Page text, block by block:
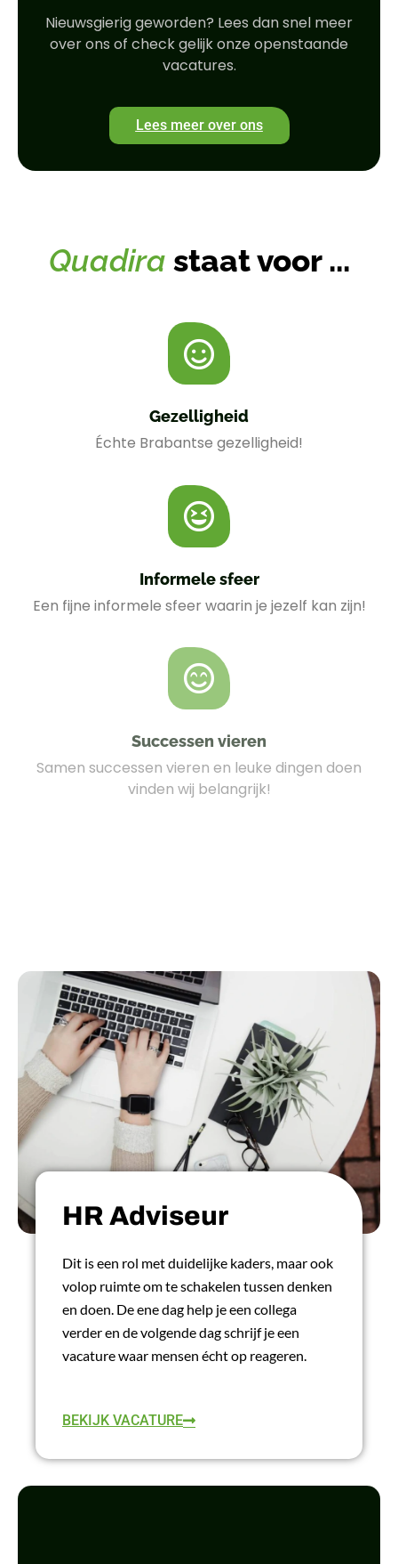
Nieuwsgierig geworden? Lees dan snel meer
over ons of check gelijk onze openstaande
vacatures.
Lees meer over ons
Quadira staat voor ...
Gezelligheid
Échte Brabantse gezelligheid!
Informele sfeer
Een fijne informele sfeer waarin je jezelf kan zijn!
Successen vieren
Samen successen vieren en leuke dingen doen
vinden wij belangrijk!
LEES MEER
HR Adviseur
Dit is een rol met duidelijke kaders, maar ook
volop ruimte om te schakelen tussen denken
en doen. De ene dag help je een collega
verder en de volgende dag schrijf je een
vacature waar mensen écht op reageren.
BEKIJK VACATURE